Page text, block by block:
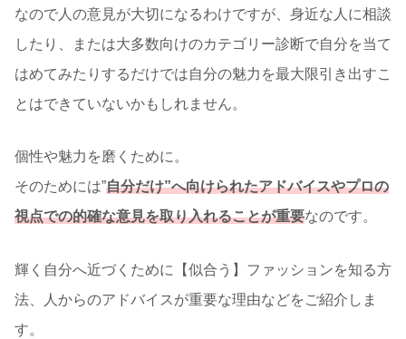
なので人の意見が大切になるわけですが、身近な人に相談
したり、または大多数向けのカテゴリー診断で自分を当て
はめてみたりするだけでは自分の魅力を最大限引き出すこ
とはできていないかもしれません。
個性や魅力を磨くために。
そのためには”自分だけ”へ向けられたアドバイスやプロの
視点での的確な意見を取り入れることが重要なのです。
輝く自分へ近づくために【似合う】ファッションを知る方
法、人からのアドバイスが重要な理由などをご紹介しま
す。